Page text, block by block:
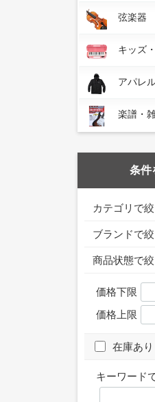
弦楽器
キッズ
アパレ
楽譜・
条件
カテゴリで
ブランドで
商品状態で
価格下限
価格上限
在庫あり
キーワード